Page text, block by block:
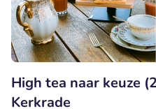
High tea naar keuze
Kerkrade